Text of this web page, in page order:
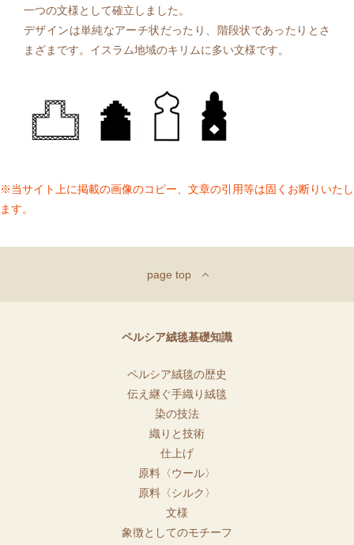
一つの文様として確立しました。
デザインは単純なアーチ状だったり、階段状であったりとさ
まざまです。イスラム地域のキリムに多い文様です。
※当サイト上に掲載の画像のコピー、文章の引用等は固くお断りいたし
ます。
page top
ペルシア絨毯基礎知識
ペルシア絨毯の歴史
伝え継ぐ手織り絨毯
染の技法
織りと技術
仕上げ
原料〈ウール〉
原料〈シルク〉
文様
象徴としてのモチーフ